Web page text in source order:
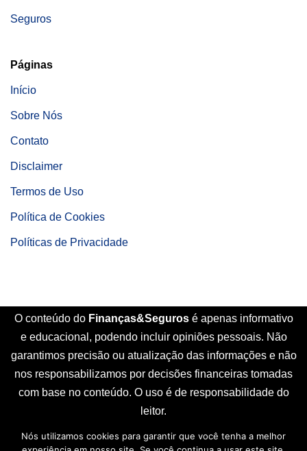
Seguros
Páginas
Início
Sobre Nós
Contato
Disclaimer
Termos de Uso
Política de Cookies
Políticas de Privacidade
O conteúdo do Finanças&Seguros é apenas informativo
e educacional, podendo incluir opiniões pessoais. Não
garantimos precisão ou atualização das informações e não
nos responsabilizamos por decisões financeiras tomadas
com base no conteúdo. O uso é de responsabilidade do
leitor.
Início Sobre Nós Contato
Disclaimer
Nós utilizamos cookies para garantir que você tenha a melhor